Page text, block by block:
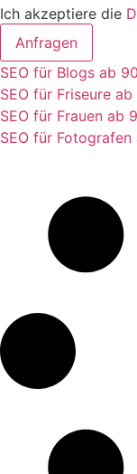
Ich akzeptiere die
Anfragen
SEO für Blogs ab
SEO für Friseure
SEO für Frauen ab
SEO für